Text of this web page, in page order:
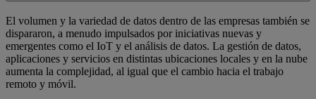
El volumen y la variedad de datos dentro de las empresas también se
dispararon, a menudo impulsados por iniciativas nuevas y
emergentes como el IoT y el análisis de datos. La gestión de datos,
aplicaciones y servicios en distintas ubicaciones locales y en la nube
aumenta la complejidad, al igual que el cambio hacia el trabajo
remoto y móvil.